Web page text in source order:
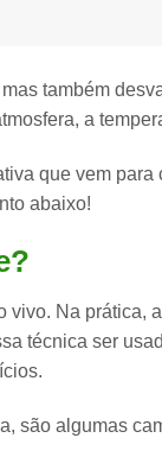
também
a
que vem para
abaixo!
vivo. Na prática,
técnica ser
são algumas